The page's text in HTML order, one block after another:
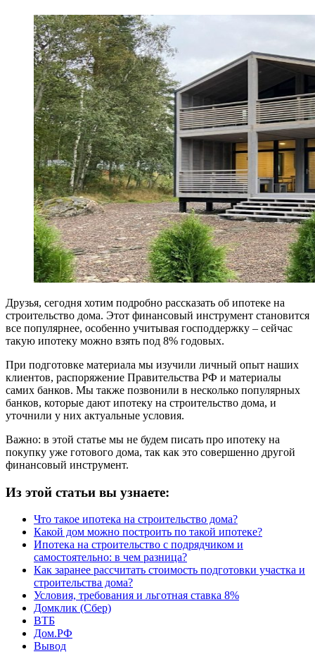
Друзья, сегодня хотим подробно рассказать об ипотеке на
строительство дома. Этот финансовый инструмент становится
все популярнее, особенно учитывая господдержку – сейчас
такую ипотеку можно взять под 8% годовых.
При подготовке материала мы изучили личный опыт наших
клиентов, распоряжение Правительства РФ и материалы
самих банков. Мы также позвонили в несколько популярных
банков, которые дают ипотеку на строительство дома, и
уточнили у них актуальные условия.
Важно: в этой статье мы не будем писать про ипотеку на
покупку уже готового дома, так как это совершенно другой
финансовый инструмент.
Из этой статьи вы узнаете:
Что такое ипотека на строительство дома?
Какой дом можно построить по такой ипотеке?
Ипотека на строительство с подрядчиком и
самостоятельно: в чем разница?
Как заранее рассчитать стоимость подготовки участка и
строительства дома?
Условия, требования и льготная ставка 8%
Домклик (Сбер)
ВТБ
Дом.РФ
Вывод